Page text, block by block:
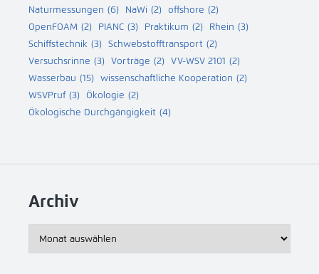
Naturmessungen (6) NaWi (2) offshore (2)
OpenFOAM (2) PIANC (3) Praktikum (2) Rhein (3)
Schiffstechnik (3) Schwebstofftransport (2)
Versuchsrinne (3) Vorträge (2) VV-WSV 2101 (2)
Wasserbau (15) wissenschaftliche Kooperation (2)
WSVPruf (3) Ökologie (2)
Ökologische Durchgängigkeit (4)
Archiv